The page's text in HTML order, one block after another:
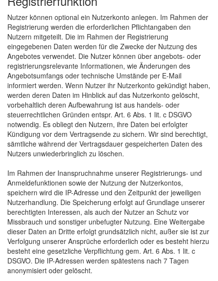
Nutzer können optional ein Nutzerkonto anlegen. Im Rahmen der
Registrierung werden die erforderlichen Pflichtangaben den
Nutzern mitgeteilt. Die im Rahmen der Registrierung
eingegebenen Daten werden für die Zwecke der Nutzung des
Angebotes verwendet. Die Nutzer können über angebots- oder
registrierungsrelevante Informationen, wie Änderungen des
Angebotsumfangs oder technische Umstände per E-Mail
informiert werden. Wenn Nutzer ihr Nutzerkonto gekündigt haben,
werden deren Daten im Hinblick auf das Nutzerkonto gelöscht,
vorbehaltlich deren Aufbewahrung ist aus handels- oder
steuerrechtlichen Gründen entspr. Art. 6 Abs. 1 lit. c DSGVO
notwendig. Es obliegt den Nutzern, ihre Daten bei erfolgter
Kündigung vor dem Vertragsende zu sichern. Wir sind berechtigt,
sämtliche während der Vertragsdauer gespeicherten Daten des
Nutzers unwiederbringlich zu löschen.
Im Rahmen der Inanspruchnahme unserer Registrierungs- und
Anmeldefunktionen sowie der Nutzung der Nutzerkontos,
speichern wird die IP-Adresse und den Zeitpunkt der jeweiligen
Nutzerhandlung. Die Speicherung erfolgt auf Grundlage unserer
berechtigten Interessen, als auch der Nutzer an Schutz vor
Missbrauch und sonstiger unbefugter Nutzung. Eine Weitergabe
dieser Daten an Dritte erfolgt grundsätzlich nicht, außer sie ist zur
Verfolgung unserer Ansprüche erforderlich oder es besteht hierzu
besteht eine gesetzliche Verpflichtung gem. Art. 6 Abs. 1 lit. c
DSGVO. Die IP-Adressen werden spätestens nach 7 Tagen
anonymisiert oder gelöscht.